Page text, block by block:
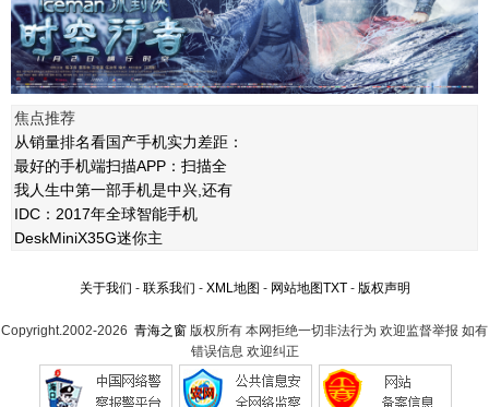
焦点推荐
从销量排名看国产手机实力差距：
最好的手机端扫描APP：扫描全
我人生中第一部手机是中兴,还有
IDC：2017年全球智能手机
DeskMiniX35G迷你主
关于我们 - 联系我们 - XML地图 - 网站地图TXT- 版权声明
Copyright.2002-2026 青海之窗 版权所有 本网拒绝一切非法行为 欢迎监督举报 如有
错误信息 欢迎纠正